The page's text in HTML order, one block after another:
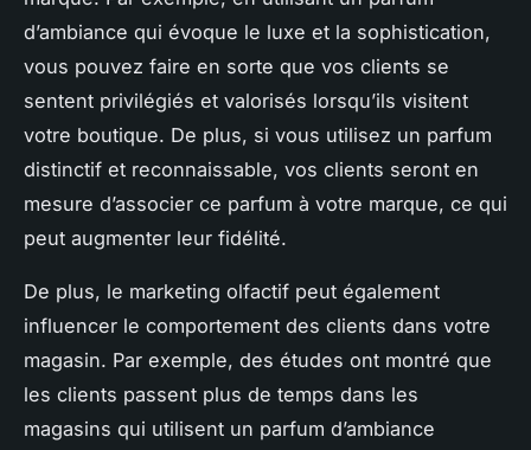
d’ambiance qui évoque le luxe et la sophistication,
vous pouvez faire en sorte que vos clients se
sentent privilégiés et valorisés lorsqu’ils visitent
votre boutique. De plus, si vous utilisez un parfum
distinctif et reconnaissable, vos clients seront en
mesure d’associer ce parfum à votre marque, ce qui
peut augmenter leur fidélité.
De plus, le marketing olfactif peut également
influencer le comportement des clients dans votre
magasin. Par exemple, des études ont montré que
les clients passent plus de temps dans les
magasins qui utilisent un parfum d’ambiance